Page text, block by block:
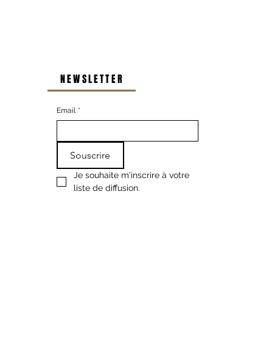
Email *
Souscrire
Je souhaite m'inscrire à votre
liste de diffusion.
NEWSLETTER